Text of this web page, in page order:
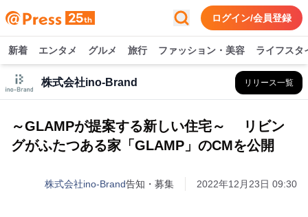
ログイン/会員登録
新着 エンタメ グルメ 旅行 ファッション・美容 ライフスタ
株式会社ino-Brand リリース一覧
～GLAMPが提案する新しい住宅～ リビン
グがふたつある家「GLAMP」のCMを公開
株式会社ino-Brand告知・募集 2022年12月23日 09:30